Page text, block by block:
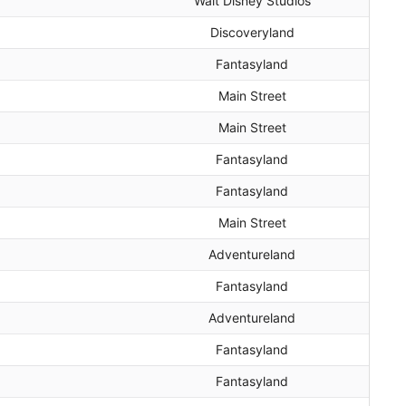
Discoveryland
Fantasyland
Main Street
Main Street
Fantasyland
Fantasyland
Main Street
Adventureland
Fantasyland
Adventureland
Fantasyland
Fantasyland